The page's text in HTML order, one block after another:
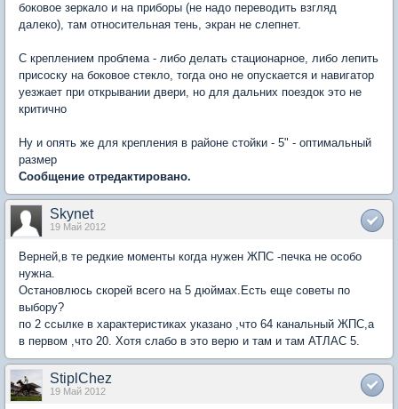
боковое зеркало и на приборы (не надо переводить взгляд
далеко), там относительная тень, экран не слепнет.
С креплением проблема - либо делать стационарное, либо лепить
присоску на боковое стекло, тогда оно не опускается и навигатор
уезжает при открывании двери, но для дальних поездок это не
критично
Ну и опять же для крепления в районе стойки - 5" - оптимальный
размер
Сообщение отредактировано.
Skynet
19 Май 2012
Верней,в те редкие моменты когда нужен ЖПС -печка не особо
нужна.
Остановлюсь скорей всего на 5 дюймах.Есть еще советы по
выбору?
по 2 ссылке в характеристиках указано ,что 64 канальный ЖПС,а
в первом ,что 20. Хотя слабо в это верю и там и там АТЛАС 5.
StiplChez
19 Май 2012